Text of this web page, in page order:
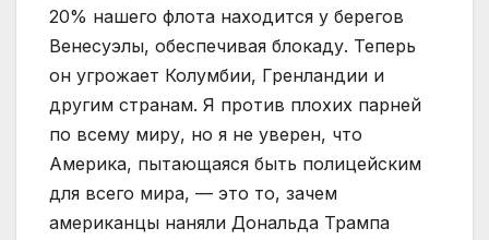
20% нашего флота находится у берегов
Венесуэлы, обеспечивая блокаду. Теперь
он угрожает Колумбии, Гренландии и
другим странам. Я против плохих парней
по всему миру, но я не уверен, что
Америка, пытающаяся быть полицейским
для всего мира, — это то, зачем
американцы наняли Дональда Трампа